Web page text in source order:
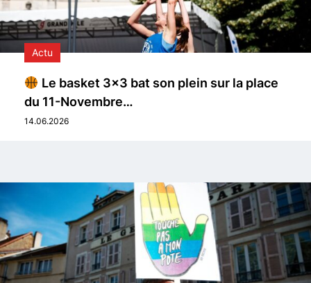
Actu
Le basket 3×3 bat son plein sur la place
du 11-Novembre…
14.06.2026